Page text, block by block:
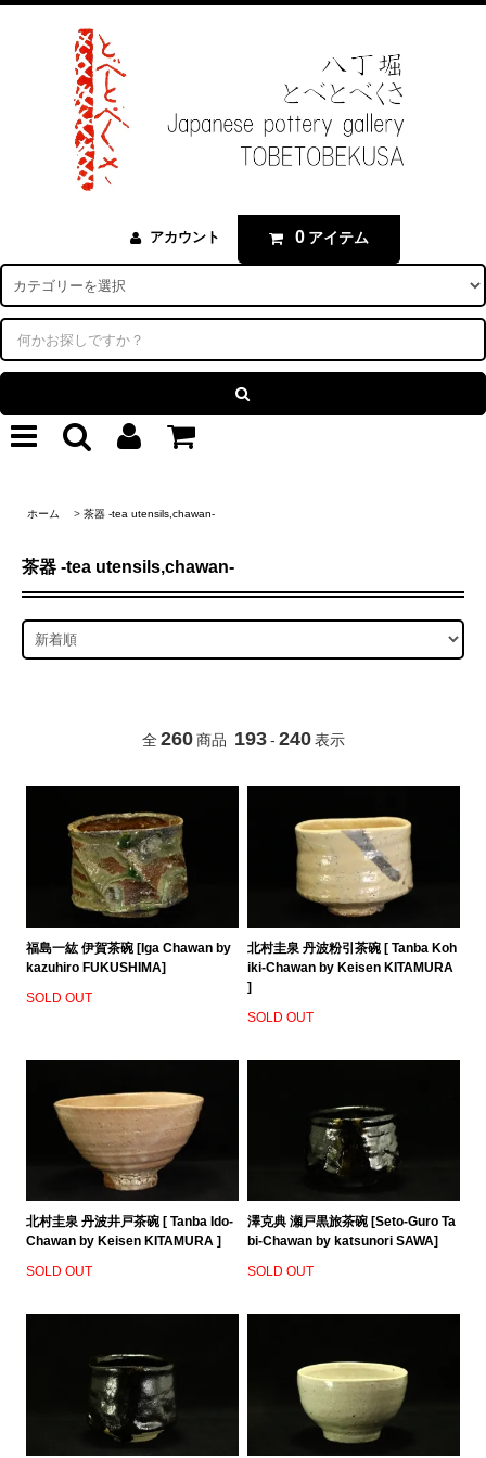
アカウント 0 アイテム
ホーム > 茶器 -tea utensils,chawan-
茶器 -tea utensils,chawan-
全 260 商品 193 - 240 表示
福島一紘 伊賀茶碗 [Iga Chawan by
kazuhiro FUKUSHIMA]
SOLD OUT
北村圭泉 丹波粉引茶碗 [ Tanba Koh
iki-Chawan by Keisen KITAMURA
]
SOLD OUT
北村圭泉 丹波井戸茶碗 [ Tanba Ido-
Chawan by Keisen KITAMURA ]
SOLD OUT
澤克典 瀬戸黒旅茶碗 [Seto-Guro Ta
bi-Chawan by katsunori SAWA]
SOLD OUT